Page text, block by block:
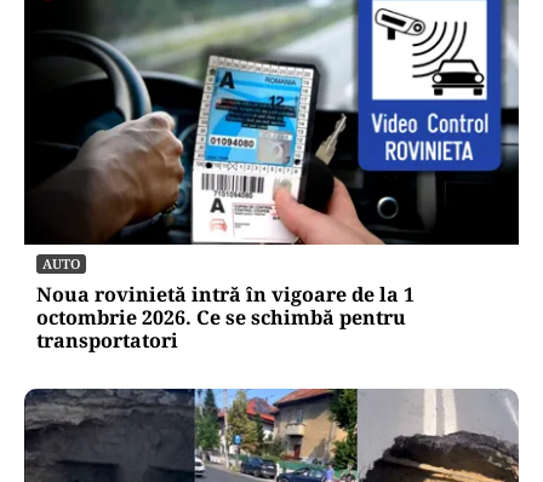
AUTO
Noua rovinietă intră în vigoare de la 1
octombrie 2026. Ce se schimbă pentru
transportatori